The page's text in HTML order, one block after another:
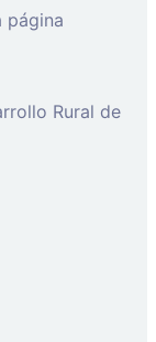
página
Rural de